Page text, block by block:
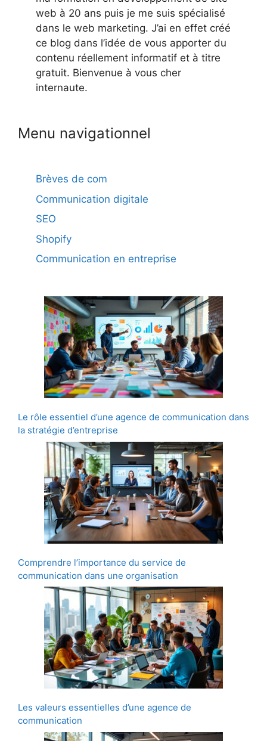
web à 20 ans puis je me suis spécialisé
dans le web marketing. J’ai en effet créé
ce blog dans l’idée de vous apporter du
contenu réellement informatif et à titre
gratuit. Bienvenue à vous cher
internaute.
Menu navigationnel
Brèves de com
Communication digitale
SEO
Shopify
Communication en entreprise
Le rôle essentiel d’une agence de communication dans
la stratégie d’entreprise
Comprendre l’importance du service de
communication dans une organisation
Les valeurs essentielles d’une agence de
communication